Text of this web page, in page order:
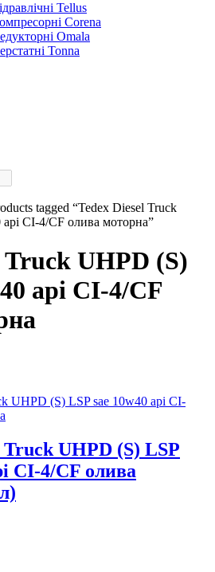
Tellus
Corena
Omala
Tonna
tagged “Tedex Diesel Truck
CI-4/CF олива моторна”
Truck UHPD (S)
api CI-4/CF
Truck UHPD (S) LSP
CI-4/CF олива